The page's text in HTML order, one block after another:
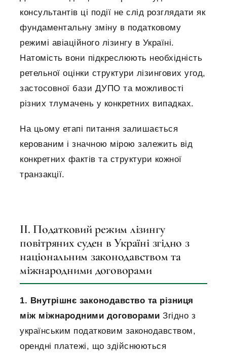
консультантів ці події не слід розглядати як
фундаментальну зміну в податковому
режимі авіаційного лізингу в Україні.
Натомість вони підкреслюють необхідність
ретельної оцінки структури лізингових угод,
застосовної бази ДУПО та можливості
різних тлумачень у конкретних випадках.
На цьому етапі питання залишається
керованим і значною мірою залежить від
конкретних фактів та структури кожної
транзакції.
II. Податковий режим лізингу
повітряних суден в Україні згідно з
національним законодавством та
міжнародними договорами
1. Внутрішнє законодавство та різниця
між міжнародними договорами Згідно з
українським податковим законодавством,
орендні платежі, що здійснюються